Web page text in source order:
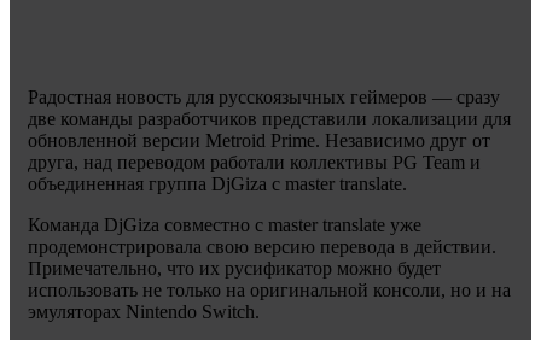
Радостная новость для русскоязычных геймеров — сразу
две команды разработчиков представили локализации для
обновленной версии Metroid Prime. Независимо друг от
друга, над переводом работали коллективы PG Team и
объединенная группа DjGiza с master translate.
Команда DjGiza совместно с master translate уже
продемонстрировала свою версию перевода в действии.
Примечательно, что их русификатор можно будет
использовать не только на оригинальной консоли, но и на
эмуляторах Nintendo Switch.